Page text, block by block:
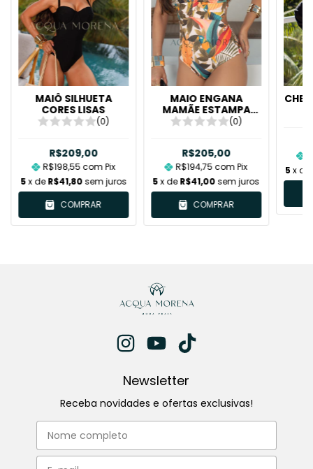
MAIÔ SILHUETA
CORES LISAS
(0)
R$209,00
R$198,55 com Pix
5x deR$41,80 sem juros
COMPRAR
MAIO ENGANA
MAMÃE ESTAMPA
MIRELA (0)
R$205,00
R$194,75 com Pix
5 x deR$41,00 sem juros
COMPRAR
5 x de
Newsletter
Receba novidades e ofertas exclusivas!